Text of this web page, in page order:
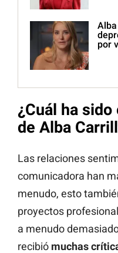
por
¿Cuál ha
de Alba
Las relaciones
comunicadora han
menudo, esto
proyectos
a menudo
recibió muchas